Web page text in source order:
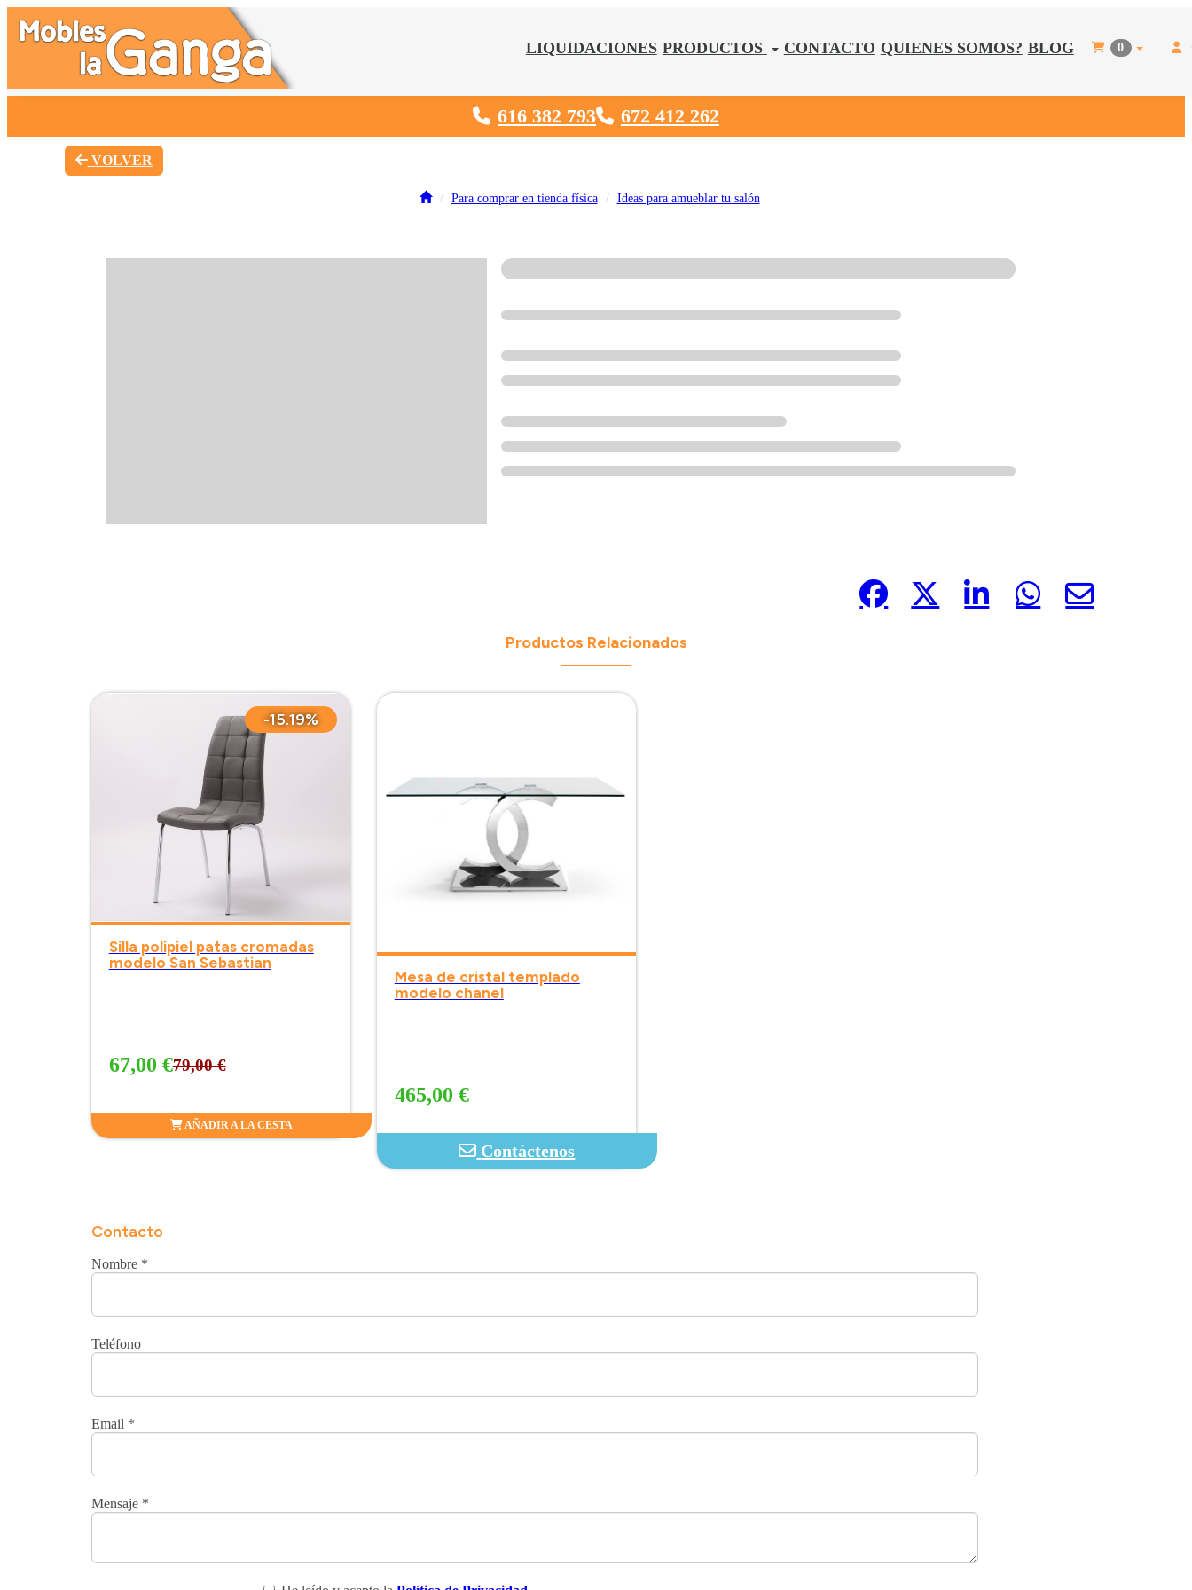
LIQUIDACIONES PRODUCTOS CONTACTO QUIENES SOMOS? BLOG 0
616 382 793 672 412 262
Para comprar en tienda física Ideas para amueblar tu salón
VOLVER
Productos Relacionados
-15.19%
Silla polipiel patas cromadas
modelo San Sebastian
79,00 €
67,00 €
AÑADIR A LA CESTA
Mesa de cristal templado
modelo chanel
465,00 €
Contáctenos
Contacto
Nombre *
Teléfono
Email *
Mensaje *